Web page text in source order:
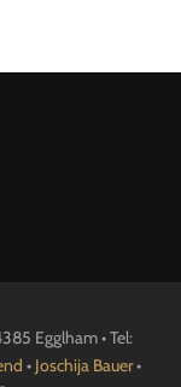
Egglham • Tel:
• Joschija Bauer•